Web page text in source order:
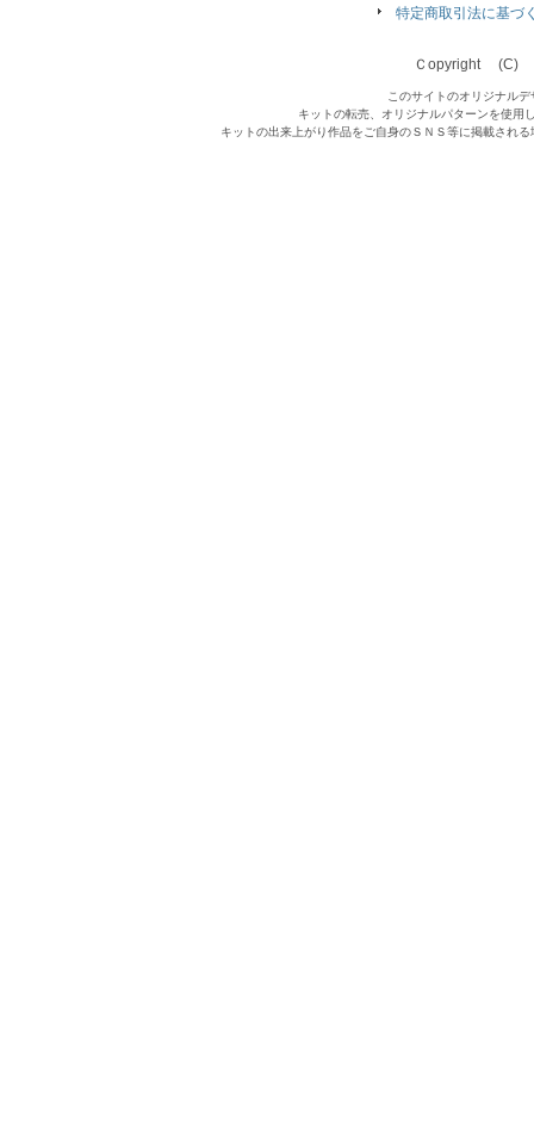
特定商取引法に基づ
Ｃopyright (C)
このサイトのオリジナル
キットの転売、オリジナルパターンを使用
キットの出来上がり作品をご自身のＳＮＳ等に掲載され